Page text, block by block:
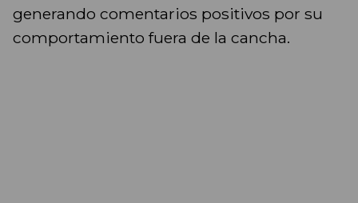
generando comentarios positivos por su
comportamiento fuera de la cancha.